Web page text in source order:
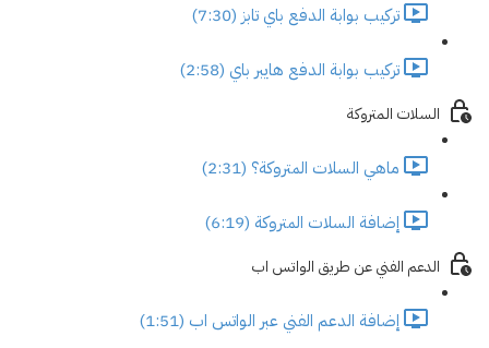
تركيب بوابة الدفع باي تابز (7:30)
تركيب بوابة الدفع هايبر باي (2:58)
السلات المتروكة
ماهي السلات المتروكة؟ (2:31)
إضافة السلات المتروكة (6:19)
الدعم الفني عن طريق الواتس اب
إضافة الدعم الفني عبر الواتس اب (1:51)